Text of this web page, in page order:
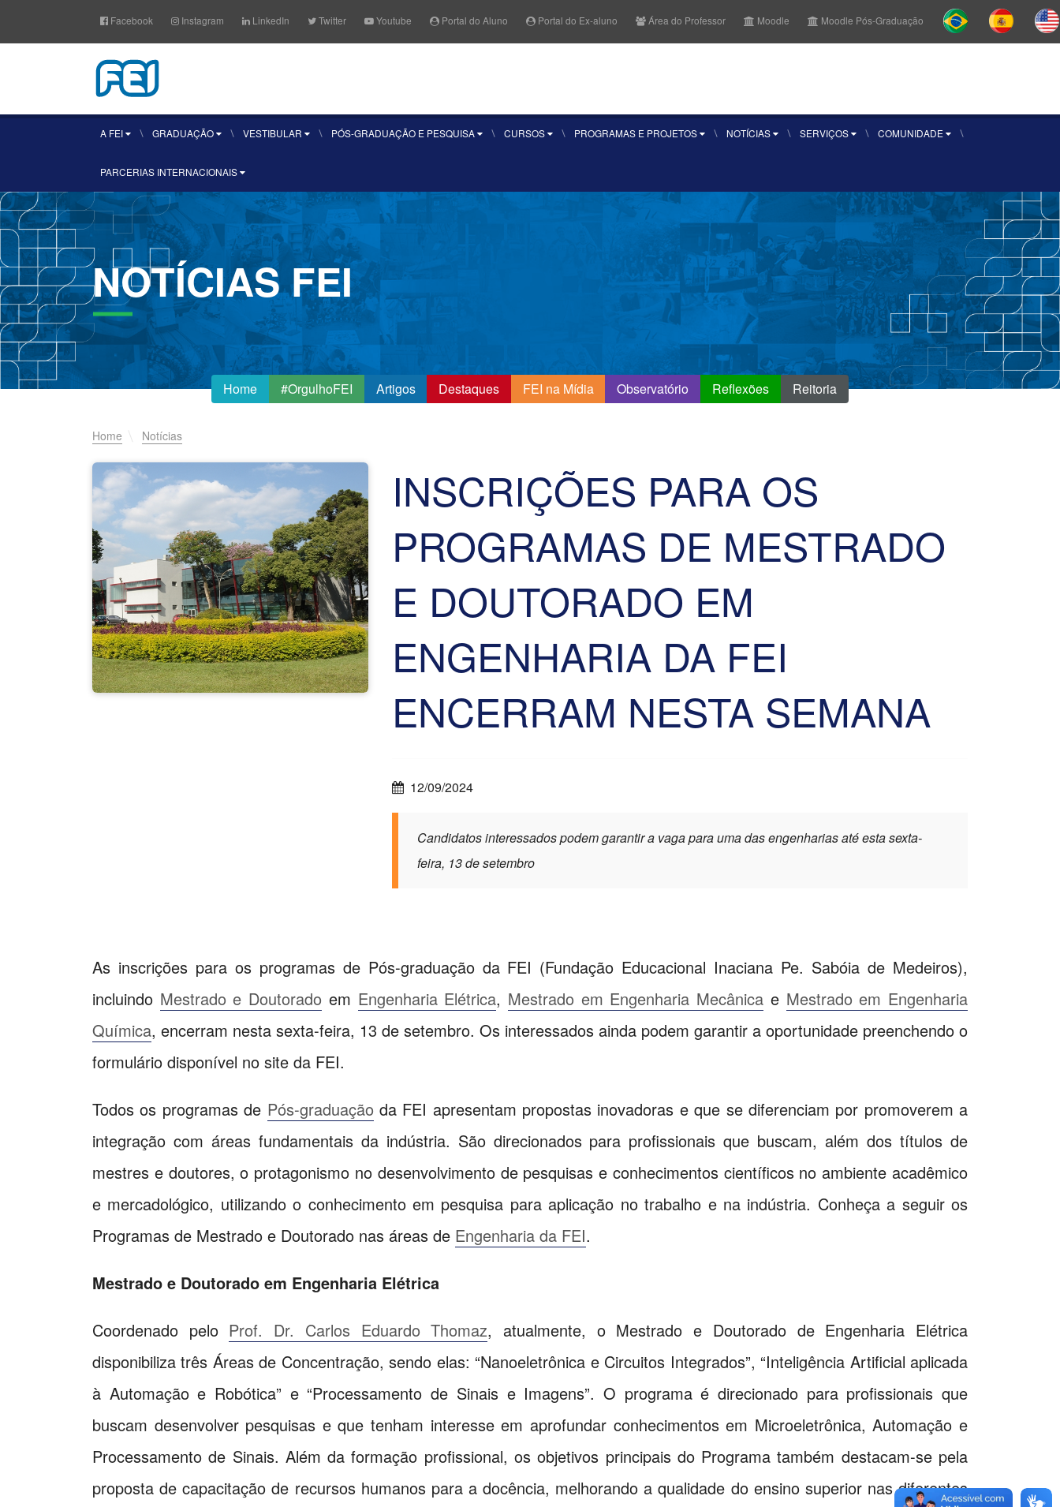
Facebook Instagram LinkedIn Twitter Youtube Portal do Aluno Portal do Ex-aluno Área do Professor Moodle Moodle Pós-Graduação
A FEI GRADUAÇÃO VESTIBULAR PÓS-GRADUAÇÃO E PESQUISA CURSOS PROGRAMAS E PROJETOS NOTÍCIAS SERVIÇOS COMUNIDADE
PARCERIAS INTERNACIONAIS
NOTÍCIASFEI
Home #OrgulhoFEI Artigos Destaques FEI na Mídia Observatório Reflexões Reitoria
Home Notícias
INSCRIÇÕES PARA OS
PROGRAMAS DE MESTRADO
E DOUTORADO EM
ENGENHARIA DA FEI
ENCERRAM NESTA SEMANA
12/09/2024
Candidatos interessados podem garantir a vaga para uma das engenharias até esta sexta-
feira, 13 de setembro
As inscrições para os programas de Pós-graduação da FEI (Fundação Educacional Inaciana Pe. Sabóia de Medeiros),
incluindo Mestrado e Doutorado em Engenharia Elétrica, Mestrado em Engenharia Mecânica e Mestrado em Engenharia
Química, encerram nesta sexta-feira, 13 de setembro. Os interessados ainda podem garantir a oportunidade preenchendo o
formulário disponível no site da FEI.
Todos os programas de Pós-graduaçãoda FEI apresentam propostas inovadoras e que se diferenciam por promoverem a
integração com áreas fundamentais da indústria. São direcionados para profissionais que buscam, além dos títulos de
mestres e doutores, o protagonismo no desenvolvimento de pesquisas e conhecimentos científicos no ambiente acadêmico
e mercadológico, utilizando o conhecimento em pesquisa para aplicação no trabalho e na indústria. Conheça a seguir os
Programas de Mestrado e Doutorado nas áreas de Engenharia da FEI.
Mestrado e Doutorado em Engenharia Elétrica
Coordenado pelo Prof. Dr. Carlos Eduardo Thomaz, atualmente, o Mestrado e Doutorado de Engenharia Elétrica
disponibiliza três Áreas de Concentração, sendo elas: “Nanoeletrônica e Circuitos Integrados”, “Inteligência Artificial aplicada
à Automação e Robótica” e “Processamento de Sinais e Imagens”. O programa é direcionado para profissionais que
buscam desenvolver pesquisas e que tenham interesse em aprofundar conhecimentos em Microeletrônica, Automação e
Processamento de Sinais. Além da formação profissional, os objetivos principais do Programa também destacam-se pela
proposta de capacitação de recursos humanos para a docência, melhorando a qualidade do ensino superior nas diferentes